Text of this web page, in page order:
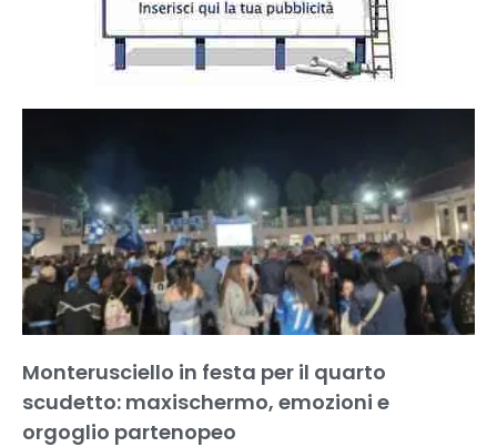
Monterusciello in festa per il quarto
scudetto: maxischermo, emozioni e
orgoglio partenopeo